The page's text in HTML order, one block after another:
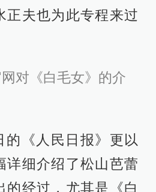
正夫也为此专程来过
对《白毛女》的介
的《人民日报》更以
详细介绍了松山芭蕾
的经过，尤其是《白